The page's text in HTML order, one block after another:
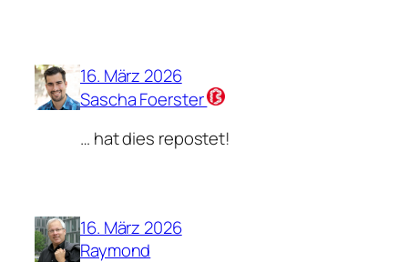
16. März 2026
Sascha Foerster
… hat dies repostet!
16. März 2026
Raymond